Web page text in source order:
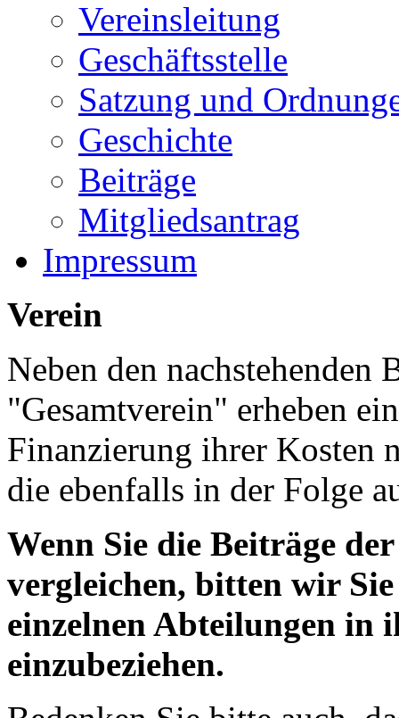
Vereinsleitung
Geschäftsstelle
Satzung und
Geschichte
Beiträge
Mitgliedsantrag
Impressum
Verein
Neben den nachstehenden
"Gesamtverein" erheben
Finanzierung ihrer Kosten
die ebenfalls in der Folge
Wenn Sie die Beiträge
vergleichen, bitten wir
einzelnen Abteilungen in
einzubeziehen.